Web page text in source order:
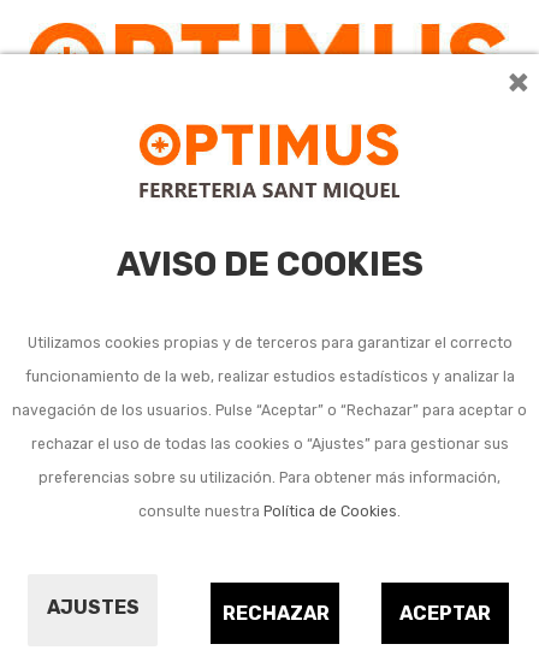
×
AVISO DE COOKIES
Utilizamos cookies propias y de terceros para garantizar el correcto
funcionamiento de la web, realizar estudios estadísticos y analizar la
navegación de los usuarios. Pulse “Aceptar” o “Rechazar” para aceptar o
rechazar el uso de todas las cookies o “Ajustes” para gestionar sus
preferencias sobre su utilización. Para obtener más información,
consulte nuestra Política de Cookies.
AJUSTES ACEPTAR
RECHAZAR
Listado de subcategorías en Vajillas:
Ensaladeras y bandejas